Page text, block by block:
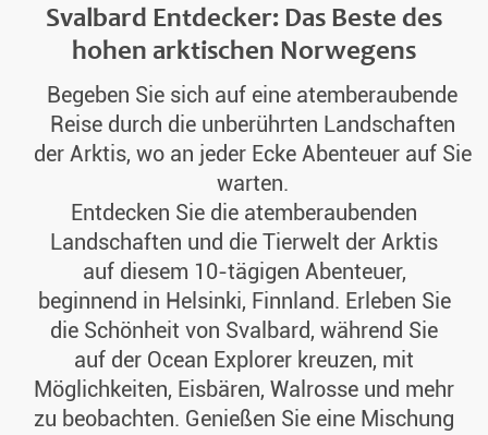
Svalbard Entdecker: Das Beste des
hohen arktischen Norwegens
Begeben Sie sich auf eine atemberaubende
Reise durch die unberührten Landschaften
der Arktis, wo an jeder Ecke Abenteuer auf Sie
warten.
Entdecken Sie die atemberaubenden
Landschaften und die Tierwelt der Arktis
auf diesem 10-tägigen Abenteuer,
beginnend in Helsinki, Finnland. Erleben Sie
die Schönheit von Svalbard, während Sie
auf der Ocean Explorer kreuzen, mit
Möglichkeiten, Eisbären, Walrosse und mehr
zu beobachten. Genießen Sie eine Mischung